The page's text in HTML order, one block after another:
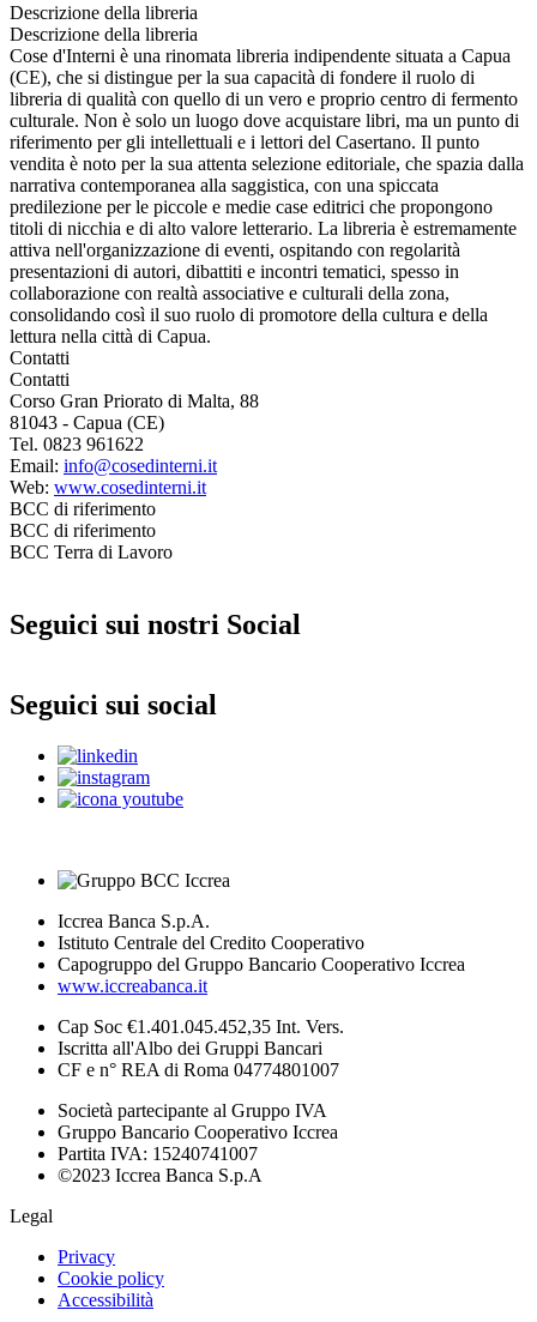
Descrizione della libreria
Descrizione della libreria
Cose d'Interni è una rinomata libreria indipendente situata a Capua
(CE), che si distingue per la sua capacità di fondere il ruolo di
libreria di qualità con quello di un vero e proprio centro di fermento
culturale. Non è solo un luogo dove acquistare libri, ma un punto di
riferimento per gli intellettuali e i lettori del Casertano. Il punto
vendita è noto per la sua attenta selezione editoriale, che spazia dalla
narrativa contemporanea alla saggistica, con una spiccata
predilezione per le piccole e medie case editrici che propongono
titoli di nicchia e di alto valore letterario. La libreria è estremamente
attiva nell'organizzazione di eventi, ospitando con regolarità
presentazioni di autori, dibattiti e incontri tematici, spesso in
collaborazione con realtà associative e culturali della zona,
consolidando così il suo ruolo di promotore della cultura e della
lettura nella città di Capua.
Contatti
Contatti
Corso Gran Priorato di Malta, 88
81043 - Capua (CE)
Tel. 0823 961622
Email: info@cosedinterni.it
Web: www.cosedinterni.it
BCC di riferimento
BCC di riferimento
BCC Terra di Lavoro
Seguici sui nostri Social
Seguici sui social
Iccrea Banca S.p.A.
Istituto Centrale del Credito Cooperativo
Capogruppo del Gruppo Bancario Cooperativo Iccrea
www.iccreabanca.it
Cap Soc €1.401.045.452,35 Int. Vers.
Iscritta all'Albo dei Gruppi Bancari
CF e n° REA di Roma 04774801007
Società partecipante al Gruppo IVA
Gruppo Bancario Cooperativo Iccrea
Partita IVA: 15240741007
©2023 Iccrea Banca S.p.A
Legal
Privacy
Cookie policy
Accessibilità